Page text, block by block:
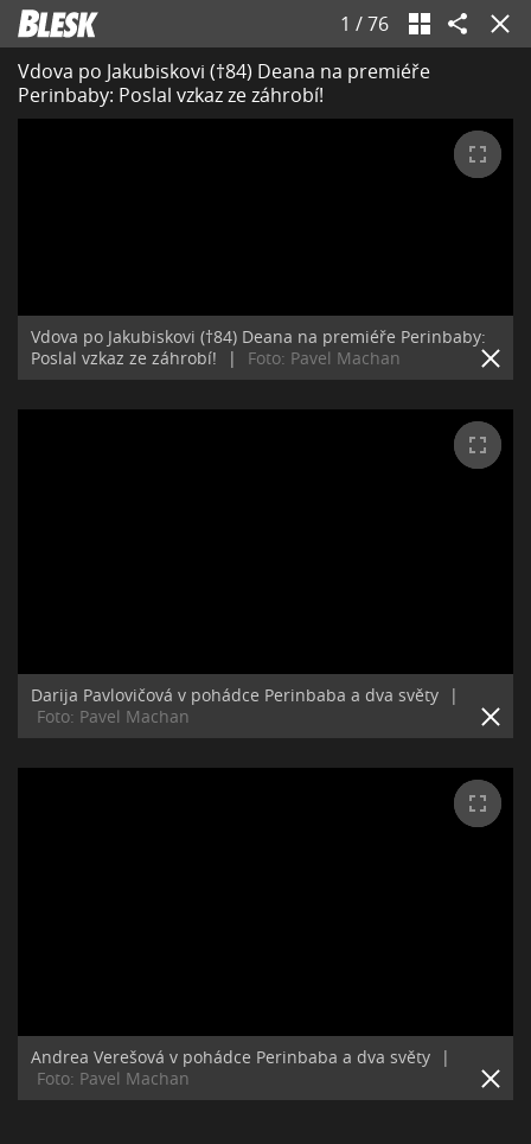
1 /76
Vdova po Jakubiskovi (†84) Deana na premiéře
Perinbaby: Poslal vzkaz ze záhrobí!
Vdova po Jakubiskovi (†84) Deana na premiéře Perinbaby:
Poslal vzkaz ze záhrobí!
| Foto: Pavel Machan
Darija Pavlovičová v pohádce Perinbaba a dva světy
|
Foto: Pavel Machan
Andrea Verešová v pohádce Perinbaba a dva světy
|
Foto: Pavel Machan